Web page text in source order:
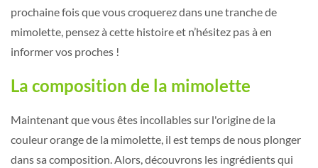
prochaine fois que vous croquerez dans une tranche de
mimolette, pensez à cette histoire et n’hésitez pas à en
informer vos proches !
La composition de la mimolette
Maintenant que vous êtes incollables sur l'origine de la
couleur orange de la mimolette, il est temps de nous plonger
dans sa composition. Alors, découvrons les ingrédients qui